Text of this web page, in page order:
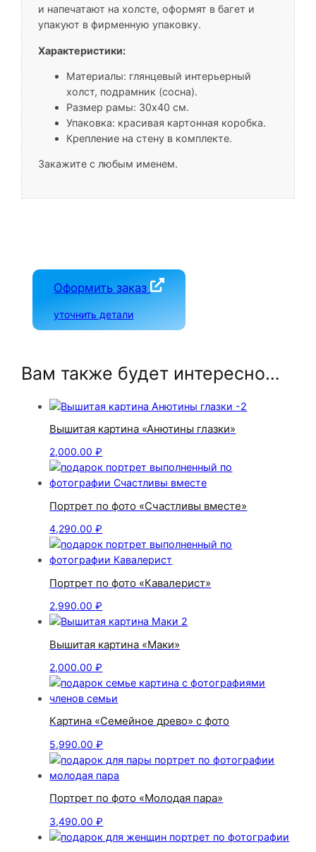
и напечатают на холсте, оформят в багет и
упакуют в фирменную упаковку.
Характеристики:
Материалы: глянцевый интерьерный
холст, подрамник (сосна).
Размер рамы: 30х40 см.
Упаковка: красивая картонная коробка.
Крепление на стену в комплекте.
Закажите с любым именем.
Оформить заказ
уточнить детали
Вам также будет интересно…
Вышитая картина «Анютины глазки»
2,000.00₽
Портрет по фото «Счастливы вместе»
4,290.00₽
Портрет по фото «Кавалерист»
2,990.00₽
Вышитая картина «Маки»
2,000.00₽
Картина «Семейное древо» с фото
5,990.00₽
Портрет по фото «Молодая пара»
3,490.00₽